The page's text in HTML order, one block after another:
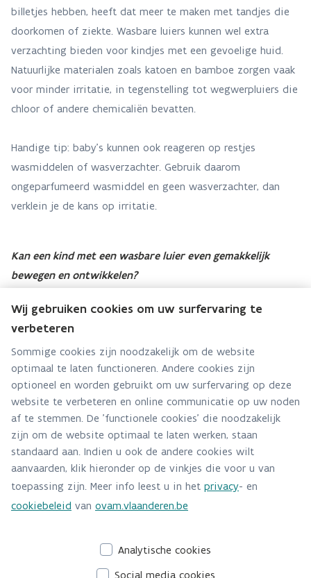
billetjes hebben, heeft dat meer te maken met tandjes die
doorkomen of ziekte. Wasbare luiers kunnen wel extra
verzachting bieden voor kindjes met een gevoelige huid.
Natuurlijke materialen zoals katoen en bamboe zorgen vaak
voor minder irritatie, in tegenstelling tot wegwerpluiers die
chloor of andere chemicaliën bevatten.
Handige tip: baby’s kunnen ook reageren op restjes
wasmiddelen of wasverzachter. Gebruik daarom
ongeparfumeerd wasmiddel en geen wasverzachter, dan
verklein je de kans op irritatie.
Kan een kind met een wasbare luier even gemakkelijk
bewegen en ontwikkelen?
onderzoeken op de motorische ontwikkeling op lange
Aggelpoel van de Vakgroep revalidatiewetenschappen en
Kinesitherapie van Universiteit Antwerpen. ‘Ik kan enkel
spreken uit persoonlijke ervaring: ja, het rollen wordt wat
bemoeilijkt door de (dikkere) luier. Soms kunnen kindjes al
rollen als ze geen luier dragen en wordt dat wat gehinderd
met de dikkere luier. Anderzijds kunnen ze op die manier
hun spieren en motoriek alleen maar méér oefenen. Mijn
eigen kinderen behaalden alle motorische mijlpalen binnen
de verwachtte termijn, of zelfs sneller. Dat dikkere pakketje
wasbare luiers niet te dragen.’
Wij gebruiken cookies om uw surfervaring te
verbeteren
Sommige cookies zijn noodzakelijk om de website
optimaal te laten functioneren. Andere cookies zijn
optioneel en worden gebruikt om uw surfervaring op deze
website te verbeteren en online communicatie op uw noden
af te stemmen. De 'functionele cookies' die noodzakelijk
zijn om de website optimaal te laten werken, staan
standaard aan. Indien u ook de andere cookies wilt
aanvaarden, klik hieronder op de vinkjes die voor u van
toepassing zijn. Meer info leest u in het privacy- en
cookiebeleid van ovam.vlaanderen.be
Analytische cookies
Social media cookies